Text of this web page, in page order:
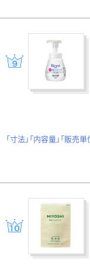
「寸法」「内容量」「販売単